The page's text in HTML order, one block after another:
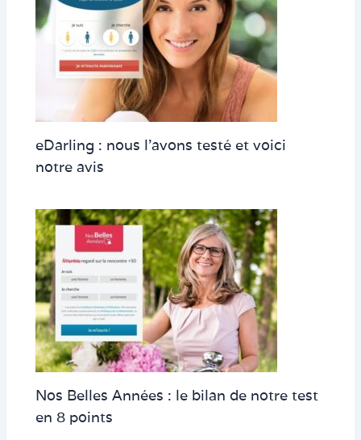
eDarling : nous l’avons testé et voici
notre avis
Nos Belles Années : le bilan de notre test
en 8 points